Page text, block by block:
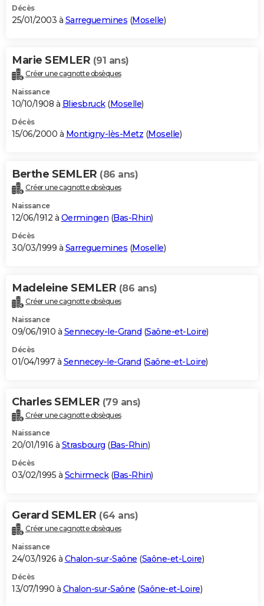
Décès
25/01/2003 à Sarreguemines (Moselle)
Marie SEMLER (91 ans)
Créer une cagnotte obsèques
Naissance
10/10/1908 à Bliesbruck(Moselle)
Décès
15/06/2000 à Montigny-lès-Metz (Moselle)
Berthe SEMLER (86 ans)
Créer une cagnotte obsèques
Naissance
12/06/1912 à Oermingen (Bas-Rhin)
Décès
30/03/1999 à Sarreguemines (Moselle)
Madeleine SEMLER (86 ans)
Créer une cagnotte obsèques
Naissance
09/06/1910 à Sennecey-le-Grand (Saône-et-Loire)
Décès
01/04/1997 à Sennecey-le-Grand (Saône-et-Loire)
Charles SEMLER (79 ans)
Créer une cagnotte obsèques
Naissance
20/01/1916 à Strasbourg (Bas-Rhin)
Décès
03/02/1995 à Schirmeck(Bas-Rhin)
Gerard SEMLER (64 ans)
Créer une cagnotte obsèques
Naissance
24/03/1926 à Chalon-sur-Saône (Saône-et-Loire)
Décès
13/07/1990 à Chalon-sur-Saône (Saône-et-Loire)